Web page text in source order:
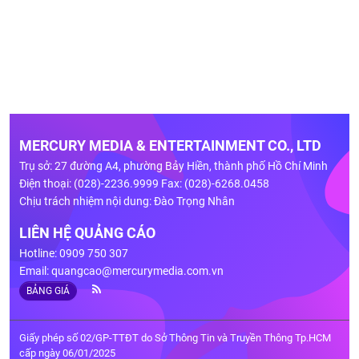
MERCURY MEDIA & ENTERTAINMENT CO., LTD
Trụ sở: 27 đường A4, phường Bảy Hiền, thành phố Hồ Chí Minh
Điện thoại: (028)-2236.9999 Fax: (028)-6268.0458
Chịu trách nhiệm nội dung: Đào Trọng Nhân
LIÊN HỆ QUẢNG CÁO
Hotline: 0909 750 307
Email:quangcao@mercurymedia.com.vn
BẢNG GIÁ
Giấy phép số 02/GP-TTĐT do Sở Thông Tin và Truyền Thông Tp.HCM
cấp ngày 06/01/2025